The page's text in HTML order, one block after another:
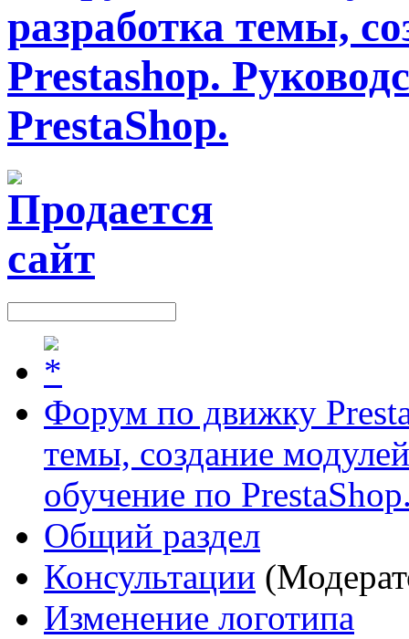
Форум по движку
темы, создание
обучение по
Общий раздел
Консультации
Изменение логотипа